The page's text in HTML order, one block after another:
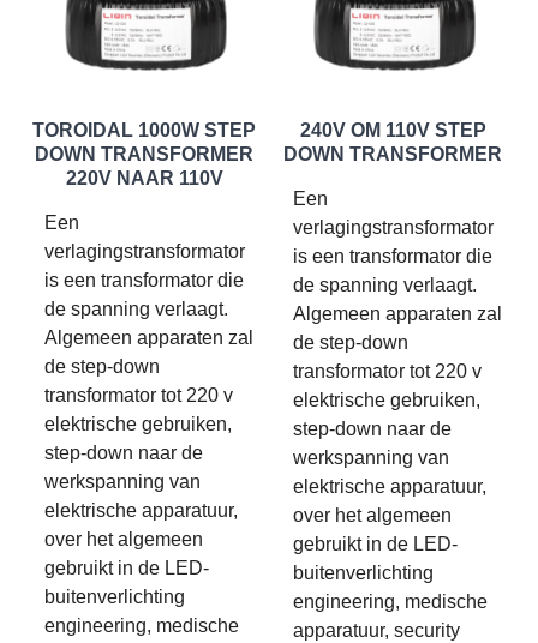
TOROIDAL 1000W STEP
DOWN TRANSFORMER
220V NAAR 110V
Een
verlagingstransformator
is een transformator die
de spanning verlaagt.
Algemeen apparaten zal
de step-down
transformator tot 220 v
elektrische gebruiken,
step-down naar de
werkspanning van
elektrische apparatuur,
over het algemeen
gebruikt in de LED-
buitenverlichting
engineering, medische
240V OM 110V STEP
DOWN TRANSFORMER
Een
verlagingstransformator
is een transformator die
de spanning verlaagt.
Algemeen apparaten zal
de step-down
transformator tot 220 v
elektrische gebruiken,
step-down naar de
werkspanning van
elektrische apparatuur,
over het algemeen
gebruikt in de LED-
buitenverlichting
engineering, medische
apparatuur, security